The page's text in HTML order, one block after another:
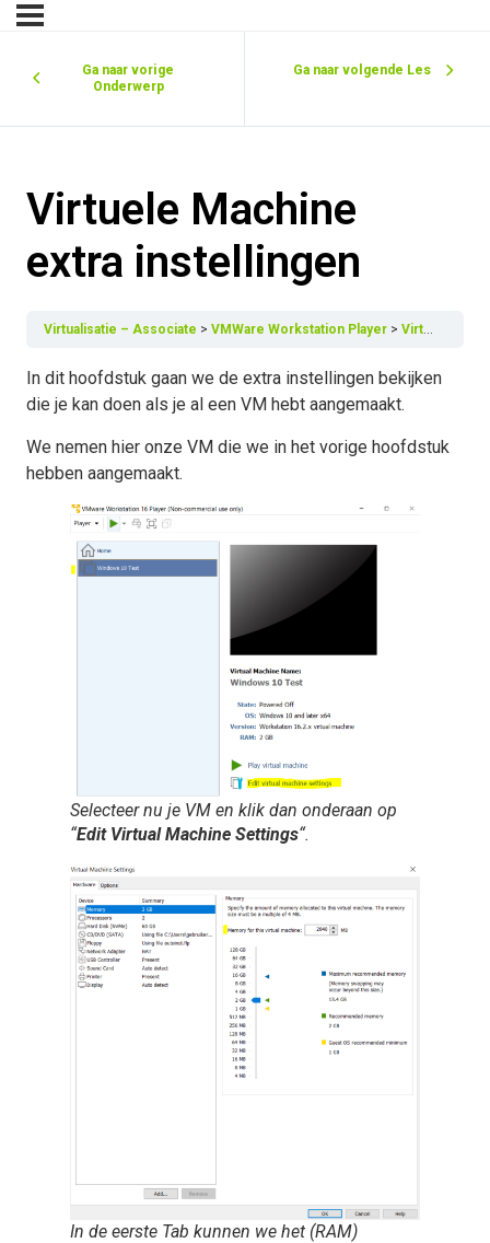
Ga naar vorige
Onderwerp
Ga naar volgende Les
Virtuele Machine
extra instellingen
Virtualisatie – Associate VMWare Workstation Player Virtuele Machine extra instellingen
In dit hoofdstuk gaan we de extra instellingen bekijken
die je kan doen als je al een VM hebt aangemaakt.
We nemen hier onze VM die we in het vorige hoofdstuk
hebben aangemaakt.
Selecteer nu je VM en klik dan onderaan op
“Edit Virtual Machine Settings“.
In de eerste Tab kunnen we het (RAM)